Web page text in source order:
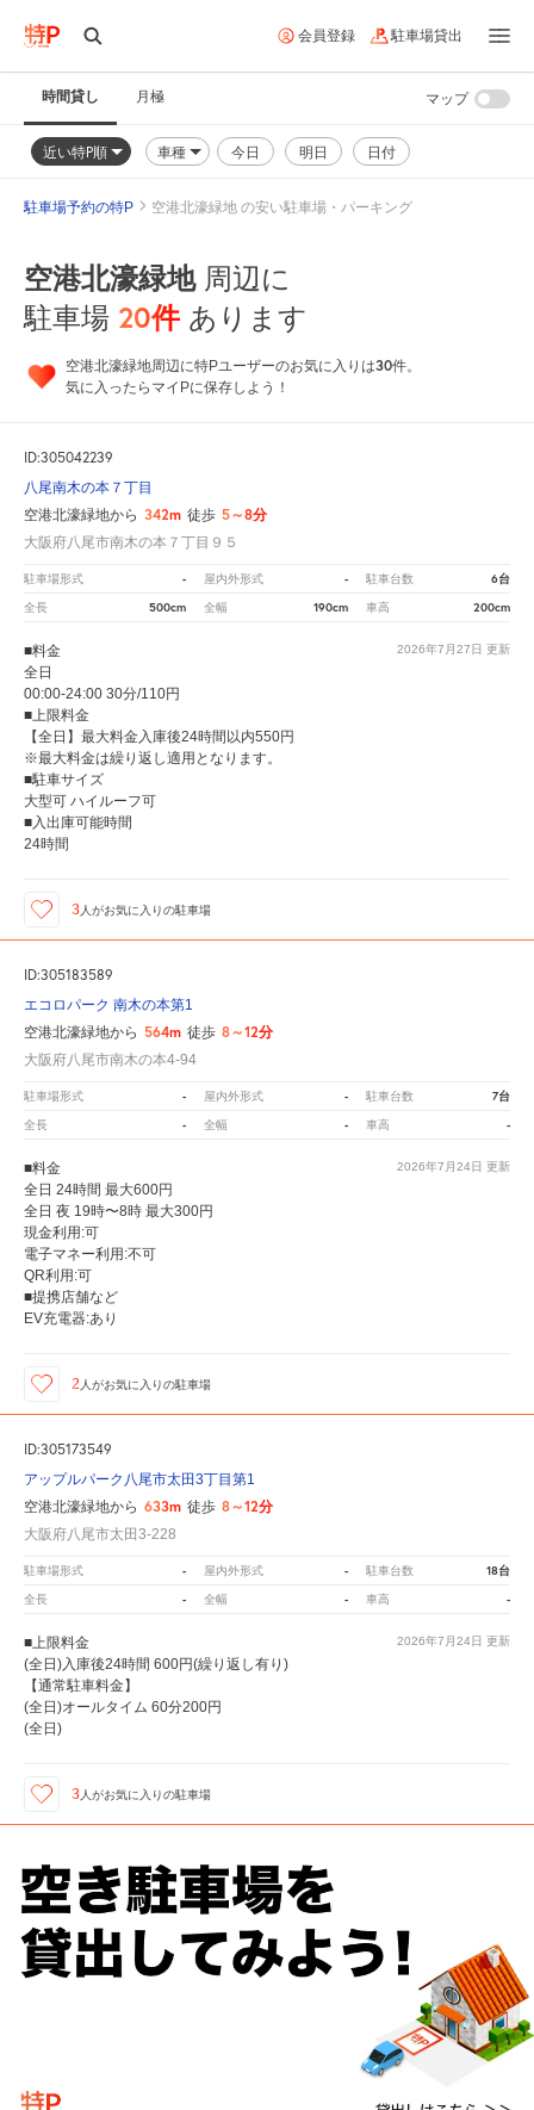
会員登録 駐車場貸出
時間貸し 月極
近い特P順 車種 今日 明日 日付
マップ
駐車場予約の特P 空港北濠緑地 の安い駐車場・パーキング
空港北濠緑地周辺に
駐車場 20件 あります
空港北濠緑地周辺に特Pユーザーのお気に入りは30件。
気に入ったらマイPに保存しよう！
ID:305042239
八尾南木の本７丁目
空港北濠緑地から 342m 徒歩 5～8分
大阪府八尾市南木の本７丁目９５
駐車場形式 - 屋内外形式 - 駐車台数 6台
全長 500cm 全幅 190cm 車高 200cm
2026年7月27日 更新
■料金
全日
00:00-24:00 30分/110円
■上限料金
【全日】最大料金入庫後24時間以内550円
※最大料金は繰り返し適用となります。
■駐車サイズ
大型可 ハイルーフ可
■入出庫可能時間
24時間
3 人がお気に入りの駐車場
ID:305183589
エコロパーク 南木の本第1
空港北濠緑地から 564m 徒歩 8～12分
大阪府八尾市南木の本4-94
駐車場形式 - 屋内外形式 - 駐車台数 7台
全長 - 全幅 - 車高 -
2026年7月24日 更新
■料金
全日 24時間 最大600円
全日 夜 19時〜8時 最大300円
現金利用:可
電子マネー利用:不可
QR利用:可
■提携店舗など
EV充電器:あり
2 人がお気に入りの駐車場
ID:305173549
アップルパーク八尾市太田3丁目第1
空港北濠緑地から 633m 徒歩 8～12分
大阪府八尾市太田3-228
駐車場形式 - 屋内外形式 - 駐車台数 18台
全長 - 全幅 - 車高 -
2026年7月24日 更新
■上限料金
(全日)入庫後24時間 600円(繰り返し有り)
【通常駐車料金】
(全日)オールタイム 60分200円
(全日)
3 人がお気に入りの駐車場